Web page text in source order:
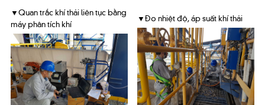
▼Quan trắc khí thải liên tục bằng
máy phân tích khí
▼Đo nhiệt độ, áp suất khí thải